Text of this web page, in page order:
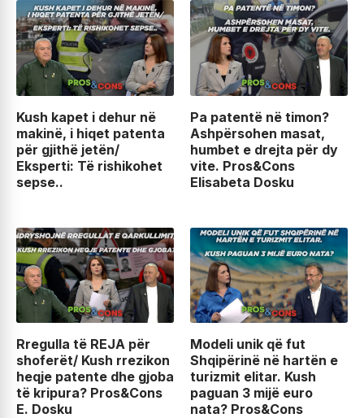
Kush kapet i dehur në
makinë, i hiqet patenta
për gjithë jetën/
Eksperti: Të rishikohet
sepse..
Pa patentë në timon?
Ashpërsohen masat,
humbet e drejta për dy
vite. Pros&Cons
Elisabeta Dosku
Rregulla të REJA për
shoferët/ Kush rrezikon
heqje patente dhe gjoba
të kripura? Pros&Cons
E. Dosku
Modeli unik që fut
Shqipërinë në hartën e
turizmit elitar. Kush
paguan 3 mijë euro
nata? Pros&Cons